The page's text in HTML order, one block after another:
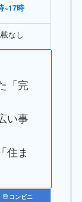
~17時
なし
「完
い事
住ま
コンビニ